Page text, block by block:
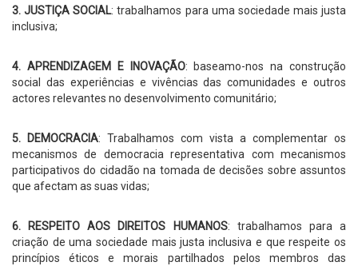
3. JUSTIÇA SOCIAL: trabalhamos para uma sociedade mais justa
inclusiva;
4. APRENDIZAGEM E INOVAÇÃO: baseamo-nos na construção
social das experiências e vivências das comunidades e outros
actores relevantes no desenvolvimento comunitário;
5. DEMOCRACIA: Trabalhamos com vista a complementar os
mecanismos de democracia representativa com mecanismos
participativos do cidadão na tomada de decisões sobre assuntos
que afectam as suas vidas;
6. RESPEITO AOS DIREITOS HUMANOS: trabalhamos para a
criação de uma sociedade mais justa inclusiva e que respeite os
princípios éticos e morais partilhados pelos membros das